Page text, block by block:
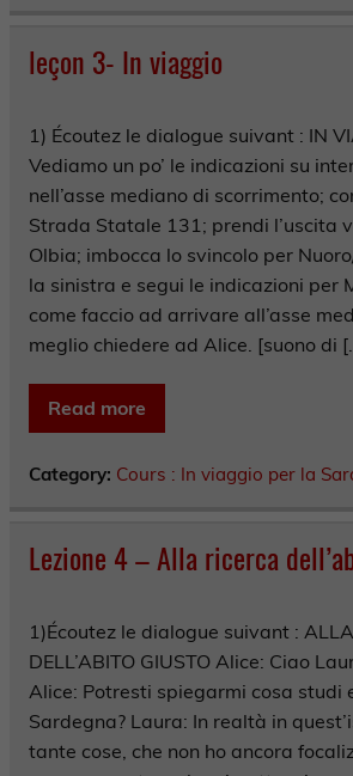
leçon 3- In viaggio
1) Écoutez le dialogue suivant : IN
Vediamo un po’ le indicazioni su
nell’asse mediano di scorrimento;
Strada Statale 131; prendi l’uscita
Olbia; imbocca lo svincolo per
la sinistra e segui le indicazioni per
come faccio ad arrivare all’asse
meglio chiedere ad Alice. [suono di
Read more
Category: Cours : In viaggio per la
Lezione 4 – Alla ricerca
1)Écoutez le dialogue suivant :
DELL’ABITO GIUSTO Alice: Ciao
Alice: Potresti spiegarmi cosa studi
Sardegna? Laura: In realtà in
tante cose, che non ho ancora